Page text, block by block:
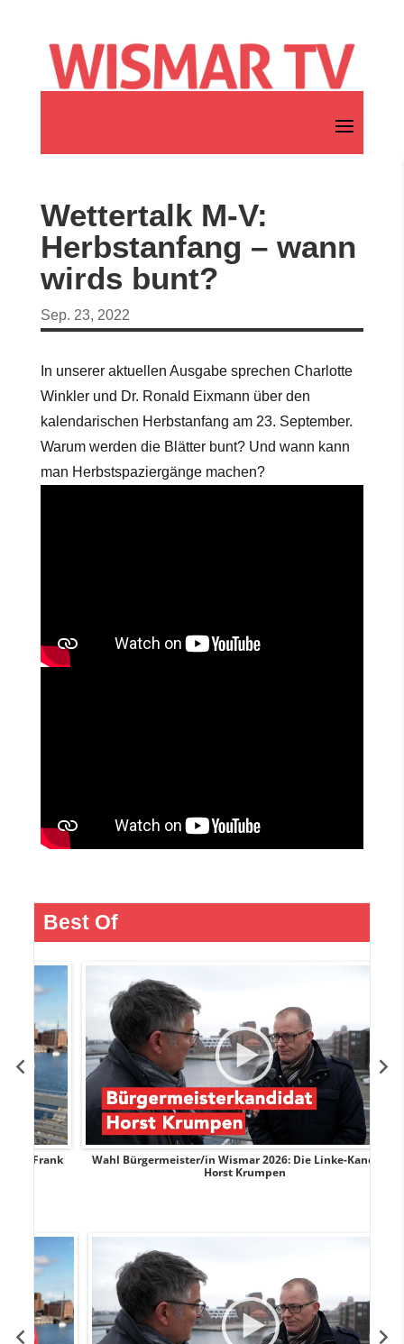
Wettertalk M-V:
Herbstanfang – wann
wirds bunt?
Sep. 23, 2022
In unserer aktuellen Ausgabe sprechen Charlotte
Winkler und Dr. Ronald Eixmann über den
kalendarischen Herbstanfang am 23. September.
Warum werden die Blätter bunt? Und wann kann
man Herbstspaziergänge machen?
Best Of
Wahl Bürgermeister/in Wismar 2026: Die Linke-Kandidat
Horst Krumpen